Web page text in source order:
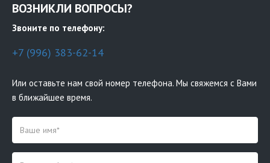
ВОЗНИКЛИ ВОПРОСЫ?
Звоните по телефону:
+7 (996) 383-62-14
Или оставьте нам свой номер телефона. Мы свяжемся с Вами
в ближайшее время.